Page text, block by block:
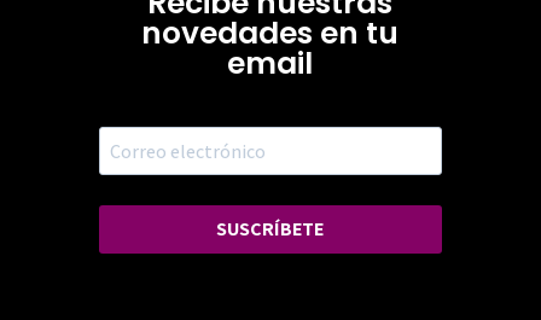
novedades en tu
email
SUSCRÍBETE